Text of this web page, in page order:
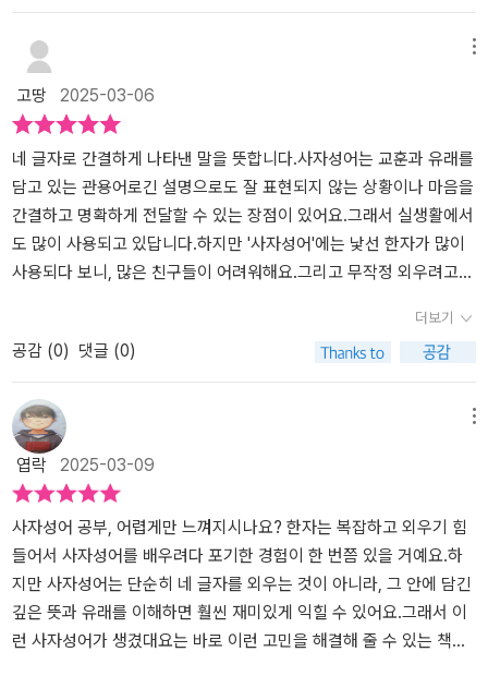
가 이 책에 있는 사자성어는 모두 익힐 수 있도록 최대한 자주 보게 해
야겠어요!
다 순으로 나열하여 배우는 것 보다 이렇게 테마를 묶어두는게 훨씬
더 좋은 이유가 아이들의 이해도는 물론이고, 상황에 따라 더 쉽게 골
라 쓸 수 있겠다는 점이에요. 세상의 이치와 지혜가 담긴 사자성에는
참 좋은 뜻을 가진 사자성어들이 많이 보이기도 하네요. ​세상을 살아
가는데 나침반 같은 사자성어는 물론이고, 다양한 태도와 행동을 나
타내는 사자성어, 마음과 성격을 알려주는 사자성어, 사람과 친구와
의 사이를 나타내는 다양한 사자성어들 또한 만나볼 수 있어요. 그리
고 마지막은 알면알수록 재미있는 사자성어 인데, 일상생활 속에서
가장 많이 쓰이는 사자성어들이 아닐까 싶네요^^​노발대발 화내는 엄
마의 모습이 인상적인 네컷의 만화네요.ㅋㅋ 여기서 노발대발을 배운
히기 위해 네컷의 만화가 사자성어가 쓰이는 상황을 보여주는데, 만
화가 웃기더라구요. 아이들 취향저격이라 집중해서 보다보면 저절로
사자성어를 익힐 수 있을 것 같아요!​거기다 예문으로 나오는 사자성
어가 들어가는 문장도 읽어보고, 비슷한 뜻의 사자성어도 배울 수 있
고, 줄글로 사자성어의 유래와 그 속에 담긴 이야기 또한 읽을 수 있어
서 좀 더 깊은 사자성어 공부가 가능하답니다. 우리아이 사자성어 공
부가 필요하시다면 <그래서 이런 사자성어가 생겼대요> 추천합니다
~!
고땅 2025-03-06
네 글자로 간결하게 나타낸 말을 뜻합니다.사자성어는 교훈과 유래를
담고 있는 관용어로긴 설명으로도 잘 표현되지 않는 상황이나 마음을
간결하고 명확하게 전달할 수 있는 장점이 있어요.그래서 실생활에서
도 많이 사용되고 있답니다.하지만 '사자성어'에는 낯선 한자가 많이
사용되다 보니, 많은 친구들이 어려워해요.그리고 무작정 외우려고
>는사자성어를 초등 아이들의 눈높이에 맞게쉽고 재미있게 익힐 수
있는 책이랍니다.실생활에서 자주 쓰는 필수 사자성어를흥미진진한
이야기와 함께 만날 수 있지요.📍고진감래 : 고생 끝에 즐거움이 온
다.📍동문서답 : 물음과 상관없는 엉뚱한 대답.📍선견지명 : 앞을 내
다보는 지혜.📍과유불급 : 정도를 지나침은 부족한 것과 같음.재미있
는 만화만 읽어도 사자성어가 실생활에어떻게 쓰이는지 한눈에 파악
할 수 있어 무척유용하더라고요. 특히 동화 형식의 사자성어유래가
재미있었어요! 짧지만 깊은 뜻이 담긴사자성어는 만들어진 유래를 알
면 더욱 쉽고재미있게 배울 수 있답니다. 비슷한 어휘 포함 모두 90
개의 사자성어를익힐 수 있는데요. 책 읽기를 싫어하는 아이도술술
읽을 수 있도록 구성된 점이 좋았어요.특히 사자성어를 통해 아이의
어휘력과 표현력도키울 수 있을 것 같아 너무 기대되는 책이랍니다.
더보기
공감 (0) 댓글 (0)
엽락 2025-03-09
사자성어 공부, 어렵게만 느껴지시나요? 한자는 복잡하고 외우기 힘
들어서 사자성어를 배우려다 포기한 경험이 한 번쯤 있을 거예요.하
지만 사자성어는 단순히 네 글자를 외우는 것이 아니라, 그 안에 담긴
깊은 뜻과 유래를 이해하면 훨씬 재미있게 익힐 수 있어요.그래서 이
런 사자성어가 생겼대요는 바로 이런 고민을 해결해 줄 수 있는 책이